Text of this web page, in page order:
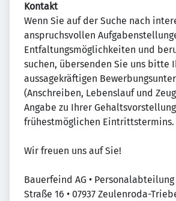
Kontakt
Wenn Sie auf der Suche nach
anspruchsvollen
Entfaltungsmöglichkeiten und
suchen, übersenden Sie uns bitte
aussagekräftigen
(Anschreiben, Lebenslauf und
Angabe zu Ihrer
frühestmöglichen Eintrittstermins.
Wir freuen uns auf Sie!
Bauerfeind AG • Personalabteilung
Straße 16 • 07937 Zeulenroda-